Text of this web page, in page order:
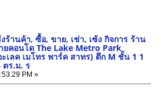
งร้านค้า, ซื้อ, ขาย, เช่า, เซ้ง กิจการ ร้าน
ยคอนโด The Lake Metro Park
เลค เมโทร พาร์ค สาทร) ตึก M ชั้น 1 1
ตร.ม. ร
PM »